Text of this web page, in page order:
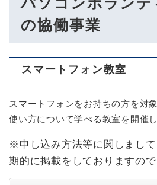
の協働事業
スマートフォン教室
スマートフォンをお持ちの方を対
使い方について学べる教室を開催し
※申し込み方法等に関しまし
期的に掲載をしておりますので